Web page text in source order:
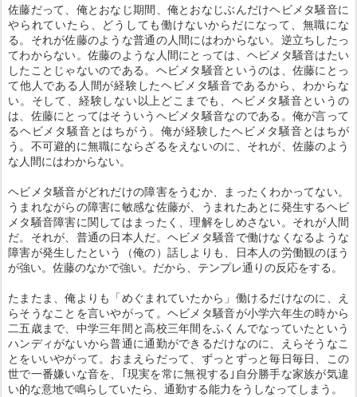
佐藤だって、俺とおなじ期間、俺とおなじぶんだけヘビメタ騒音に
やられていたら、どうしても働けないからだになって、無職にな
る。それが佐藤のような普通の人間にはわからない。逆立ちしたっ
てわからない。佐藤のような人間にとっては、ヘビメタ騒音はたい
したことじゃないのである。ヘビメタ騒音というのは、佐藤にとっ
て他人である人間が経験したヘビメタ騒音であるから、わからな
い。そして、経験しない以上どこまでも、ヘビメタ騒音というの
は、佐藤にとってはそういうヘビメタ騒音なのである。俺が言って
るヘビメタ騒音とはちがう。俺が経験したヘビメタ騒音とはちが
う。不可避的に無職にならざるをえないのに、それが、佐藤のよう
な人間にはわからない。
ヘビメタ騒音がどれだけの障害をうむか、まったくわかってない。
うまれながらの障害に敏感な佐藤が、うまれたあとに発生するヘビ
メタ騒音障害に関してはまったく、理解をしめさない。それが人間
だ。それが、普通の日本人だ。ヘビメタ騒音で働けなくなるような
障害が発生したという（俺の）話しよりも、日本人の労働観のほう
が強い。佐藤のなかで強い。だから、テンプレ通りの反応をする。
たまたま、俺よりも「めぐまれていたから」働けるだけなのに、え
らそうなことを言いやがって。ヘビメタ騒音が小学六年生の時から
二五歳まで、中学三年間と高校三年間をふくんでなっていたという
ハンディがないから普通に通勤ができるだけなのに、えらそうなこ
とをいいやがって。おまえらだって、ずっとずっと毎日毎日、この
世で一番嫌いな音を、｢現実を常に無視する｣自分勝手な家族が気違
い的な意地で鳴らしていたら、通勤する能力をうしなってしまう。